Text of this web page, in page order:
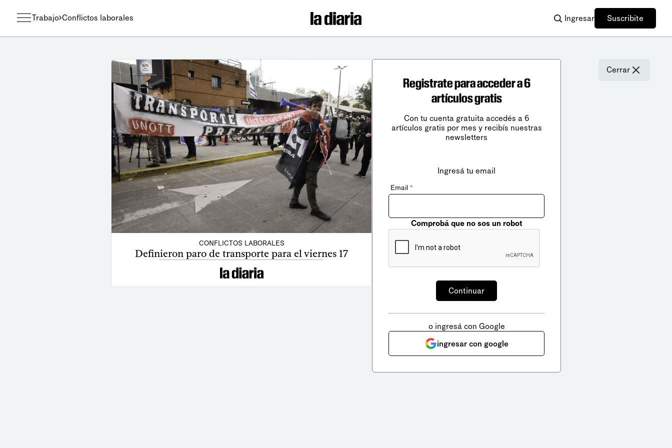
Trabajo Conflictos laborales Ingresar Suscribite
CONFLICTOS LABORALES
Definieron paro de transporte para el viernes 17
Cerrar
Registrate para acceder a 6
artículos gratis
Con tu cuenta gratuita accedés a 6
artículos gratis por mes y recibís nuestras
newsletters
Ingresá tu email
Email *
Comprobá que no sos un robot
o ingresá con Google
ingresar con google